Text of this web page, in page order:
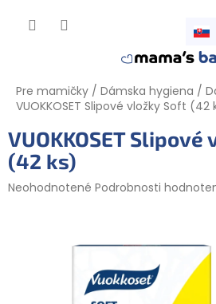
Pre mamičky / Dámska hygiena /
VUOKKOSET Slipové vložky Soft (42
VUOKKOSET
(42 ks)
Priemerné
Neohodnotené Podrobnosti